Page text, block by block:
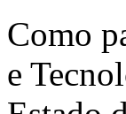
Como
e